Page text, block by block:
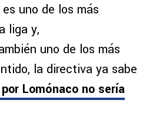
uno de los más
liga y,
uno de los más
la directiva ya sabe
Lomónaco no sería